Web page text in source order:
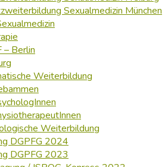
Sexualmedizin München
– Berlin
Weiterbildung
Weiterbildung
DGPFG 2024
DGPFG 2023